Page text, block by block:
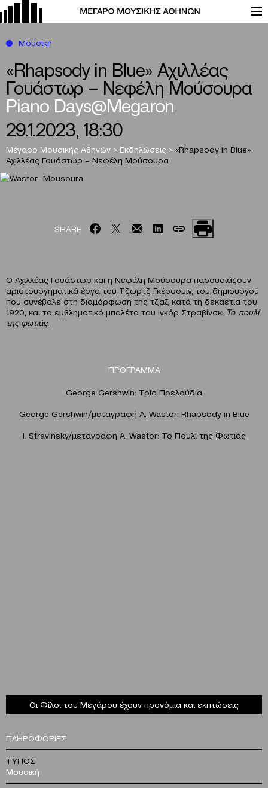
«Rhapsody in Blue» Αχιλλέας
Γουάστωρ – Νεφέλη Μούσουρα
Piano Days@Megaron
29.1.2023, 18:30
Μέγαρο Μουσικής Αθηνών > Εκδηλώσεις > «Rhapsody in Blue»
Αχιλλέας Γουάστωρ – Νεφέλη Μούσουρα
Μουσική
SHARE
Ο Αχιλλέας Γουάστωρ και η Νεφέλη Μούσουρα παρουσιάζουν
αριστουργηματικά έργα του Τζωρτζ Γκέρσουιν, του δημιουργού
που συνέβαλε στη διαμόρφωση της τζαζ κατά τη δεκαετία του
1920, και το εμβληματικό μπαλέτο του Ιγκόρ Στραβίνσκι Το πουλί
της φωτιάς.
ΠΡΟΓΡΑΜΜΑ
George Gershwin: Τρία Πρελούδια
George Gershwin/μεταγραφή Α. Wastor: Rhapsody in Blue
I. Stravinsky/μεταγραφή Α. Wastor: Το Πουλί της Φωτιάς
Οι Φίλοι του Μεγάρου έχουν προνόμια και εκπτώσεις
ΠΛΗΡΟΦΟΡΙΕΣ
ΤΥΠΟΣ
Μουσική